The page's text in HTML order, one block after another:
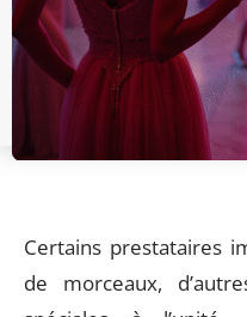
Certains prestataires
de morceaux,